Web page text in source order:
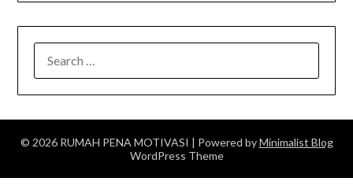
FOR:
© 2026 RUMAH PENA MOTIVASI | Powered byMinimalist Blog
WordPress Theme